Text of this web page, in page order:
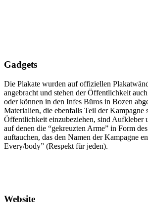
Gadgets
Die Plakate wurden auf offiziellen
angebracht und stehen der Öffentlichkeit
oder können in den Infes Büros in Bozen
Materialien, die ebenfalls Teil der Kampagne
Öffentlichkeit einzubeziehen, sind Aufkleber
auf denen die “gekreuzten Arme” in Form des
auftauchen, das den Namen der Kampagne
Every/body” (Respekt für jeden).
Website